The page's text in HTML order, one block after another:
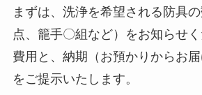
まずは、洗浄を希望される防具
点、籠手〇組など）をお知らせ
費用と、納期（お預かりからお届
をご提示いたします。